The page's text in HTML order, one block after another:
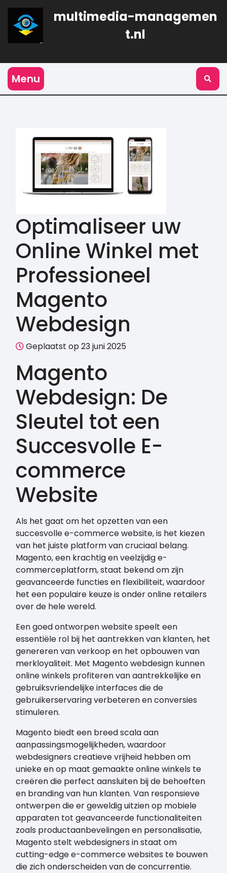
Naar
inhoud
gaan
multimedia-managemen
t.nl
Menu
Optimaliseer uw
Online Winkel met
Professioneel
Magento
Webdesign
Geplaatst op 23 juni 2025
Magento
Webdesign: De
Sleutel tot een
Succesvolle E-
commerce
Website
Als het gaat om het opzetten van een
succesvolle e-commerce website, is het kiezen
van het juiste platform van cruciaal belang.
Magento, een krachtig en veelzijdig e-
commerceplatform, staat bekend om zijn
geavanceerde functies en flexibiliteit, waardoor
het een populaire keuze is onder online retailers
over de hele wereld.
Een goed ontworpen website speelt een
essentiële rol bij het aantrekken van klanten, het
genereren van verkoop en het opbouwen van
merkloyaliteit. Met Magento webdesign kunnen
online winkels profiteren van aantrekkelijke en
gebruiksvriendelijke interfaces die de
gebruikerservaring verbeteren en conversies
stimuleren.
Magento biedt een breed scala aan
aanpassingsmogelijkheden, waardoor
webdesigners creatieve vrijheid hebben om
unieke en op maat gemaakte online winkels te
creëren die perfect aansluiten bij de behoeften
en branding van hun klanten. Van responsieve
ontwerpen die er geweldig uitzien op mobiele
apparaten tot geavanceerde functionaliteiten
zoals productaanbevelingen en personalisatie,
Magento stelt webdesigners in staat om
cutting-edge e-commerce websites te bouwen
die zich onderscheiden van de concurrentie.